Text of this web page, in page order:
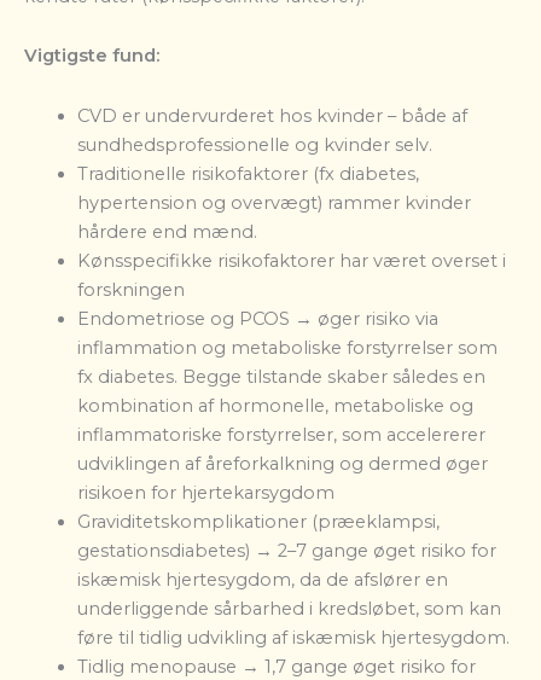
Vigtigste fund:
CVD er undervurderet hos kvinder – både af
sundhedsprofessionelle og kvinder selv.
Traditionelle risikofaktorer (fx diabetes,
hypertension og overvægt) rammer kvinder
hårdere end mænd.
Kønsspecifikke risikofaktorer har været overset i
forskningen
Endometriose og PCOS → øger risiko via
inflammation og metaboliske forstyrrelser som
fx diabetes. Begge tilstande skaber således en
kombination af hormonelle, metaboliske og
inflammatoriske forstyrrelser, som accelererer
udviklingen af åreforkalkning og dermed øger
risikoen for hjertekarsygdom
Graviditetskomplikationer (præeklampsi,
gestationsdiabetes) → 2–7 gange øget risiko for
iskæmisk hjertesygdom, da de afslører en
underliggende sårbarhed i kredsløbet, som kan
føre til tidlig udvikling af iskæmisk hjertesygdom.
Tidlig menopause → 1,7 gange øget risiko for